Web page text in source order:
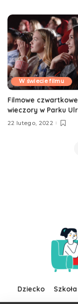
W świecie filmu
Filmowe czwartkowe
wieczory w Parku
22 lutego, 2022
Dziecko